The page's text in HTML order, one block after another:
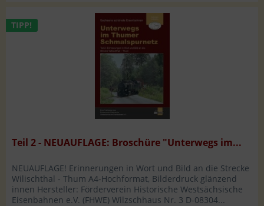
TIPP!
Teil 2 - NEUAUFLAGE: Broschüre "Unterwegs im...
NEUAUFLAGE! Erinnerungen in Wort und Bild an die Strecke
Wilischthal - Thum A4-Hochformat, Bilderdruck glänzend
innen Hersteller: Förderverein Historische Westsächsische
Eisenbahnen e.V. (FHWE) Wilzschhaus Nr. 3 D-08304...